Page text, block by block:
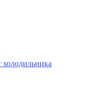
холодильника